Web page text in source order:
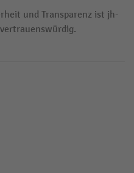
und Transparenz ist jh-